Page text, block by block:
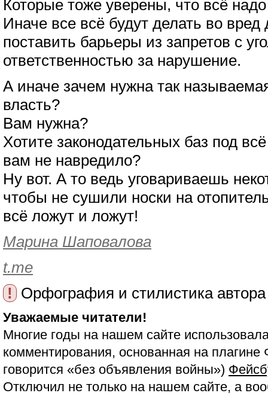
Которые тоже уверены, что всё
Иначе все всё будут делать во
поставить барьеры из запретов с
ответственностью за нарушение.
А иначе зачем нужна так
власть?
Вам нужна?
Хотите законодательных баз под
вам не навредило?
Ну вот. А то ведь уговариваешь
чтобы не сушили носки на
всё ложут и ложут!
Марина Шаповалова
t.me
!
Орфография и стилистика
Уважаемые читатели!
Многие годы на нашем сайте
комментирования, основанная на
говорится «без объявления войны»)
Отключил не только на нашем сайте, а